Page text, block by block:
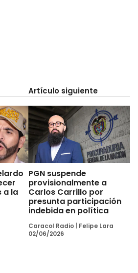
a la
Artículo siguiente
PGN suspende
provisionalmente a
Carlos Carrillo por
presunta participación
indebida en política
Caracol Radio
Felipe Lara
02/06/2026